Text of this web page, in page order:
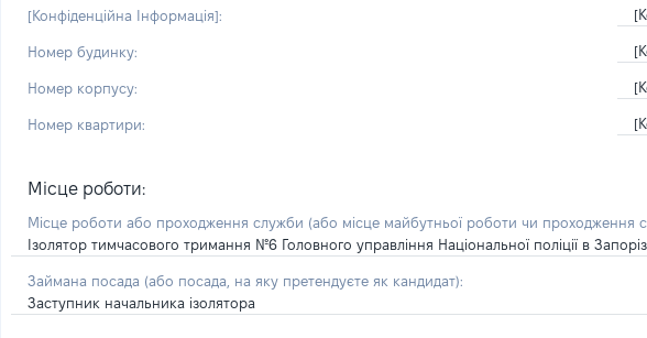
[Конфіденційна Інформація]:
Номер будинку:
Номер корпусу:
Номер квартири:
Місце роботи:
Місце роботи або проходження служби (або місце майбутньої роботи чи проходження
Ізолятор тимчасового тримання №6 Головного управління Національної поліції в
Займана посада (або посада, на яку претендуєте як кандидат):
Заступник начальника ізолятора